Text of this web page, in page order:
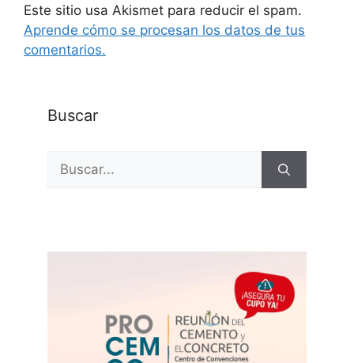
Este sitio usa Akismet para reducir el spam.
Aprende cómo se procesan los datos de tus
comentarios.
Buscar
Buscar: